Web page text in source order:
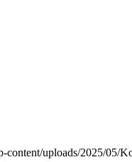
content/uploads/2025/05/